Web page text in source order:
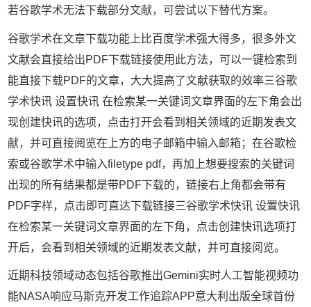
若谷歌学术无法下载部分文献，可尝试以下替代方案。
谷歌学术在文章下载功能上比百度学术强大得多，很多外文
文献会直接给出PDF下载链接使用此方法，可以一键检索到
能直接下载PDF的文章，大大提高了文献获取的效率三谷歌
学术快讯 设置快讯 在检索某一关键词文章界面的左下角会出
现创建快讯的选项，点击打开会看到相关领域的近期发表文
献，并可直接阅览在上方的电子邮箱中输入邮箱；在谷歌检
索或谷歌学术中输入filetype pdf，再加上想要搜索的关键词
出现的所有结果都是带PDF下载的，链接右上角都会带有
PDF字样，点击即可直达下载链接三谷歌学术快讯 设置快讯
在检索某一关键词文章界面的左下角，点击创建快讯选项打
开后，会看到相关领域的近期发表文献，并可直接阅览。
近期科技领域动态包括谷歌推出Gemini实时人工智能视频功
能NASA响应马斯克开发工作追踪APP意大利出版全球首份